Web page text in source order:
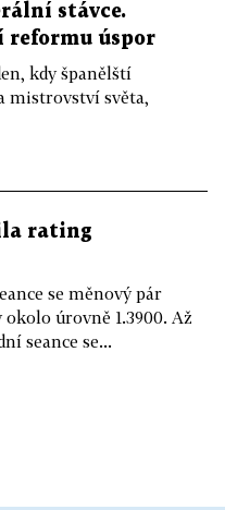
stávce.
reformu úspor
kdy španělští
mistrovství světa,
rating
se měnový pár
úrovně 1.3900. Až
seance se...